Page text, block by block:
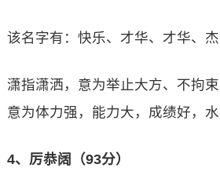
该名字有：快乐、才华、才华、
潇指潇洒，意为举止大方、不拘
意为体力强，能力大，成绩好，水
4、厉恭阔（93分）